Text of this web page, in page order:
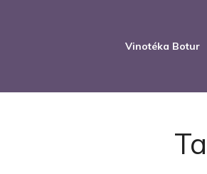
Vinotéka Botur